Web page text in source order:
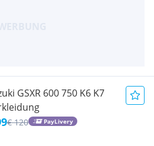
GSXR 600 750 K6 K7
€ 120 PayLivery